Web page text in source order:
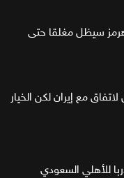
سيظل مغلقا حتى
مع إيران لكن الخيار
للأهلي السعودي